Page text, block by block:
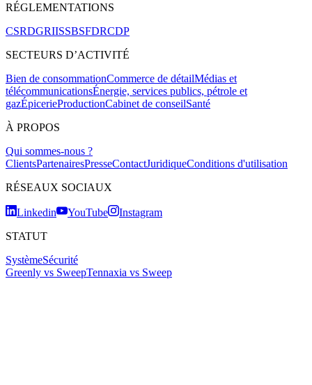
RÉGLEMENTATIONS
CSRDGRIISSBSFDRCDP
SECTEURS D’ACTIVITÉ
Bien de consommationCommerce de détailMédias et
télécommunicationsÉnergie, services publics, pétrole et
gazÉpicerieProductionCabinet de conseilSanté
À PROPOS
Qui sommes-nous ?
ClientsPartenairesPresseContactJuridiqueConditions d'utilisation
RÉSEAUX SOCIAUX
Linkedin YouTube
Instagram
STATUT
SystèmeSécurité
Greenly vs SweepTennaxia vs Sweep